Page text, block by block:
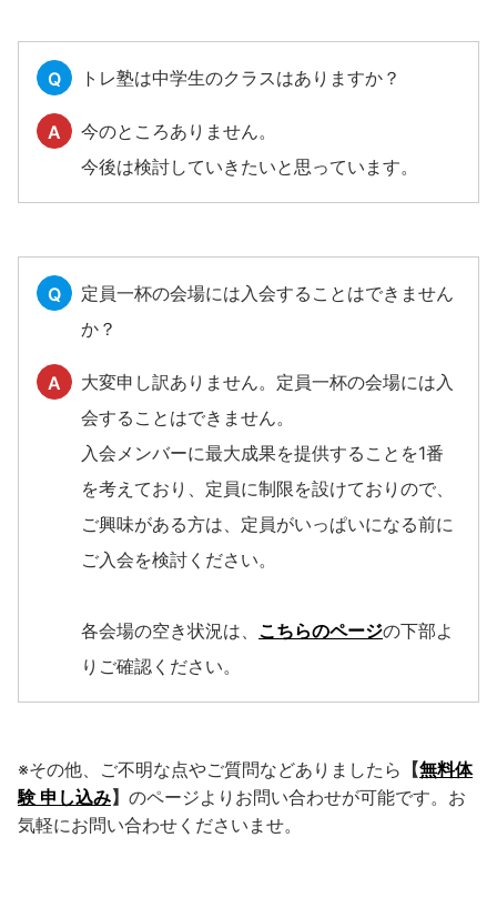
Q トレ塾は中学生のクラスはありますか？
A
今のところありません。
今後は検討していきたいと思っています。
Q
定員一杯の会場には入会することはできません
か？
A
大変申し訳ありません。定員一杯の会場には入
会することはできません。
入会メンバーに最大成果を提供することを1番
を考えており、定員に制限を設けておりので、
ご興味がある方は、定員がいっぱいになる前に
ご入会を検討ください。
各会場の空き状況は、 こちらのページの下部よ
りご確認ください。
※その他、ご不明な点やご質問などありましたら 【無料体
験 申し込み】 のページよりお問い合わせが可能です。お
気軽にお問い合わせくださいませ。